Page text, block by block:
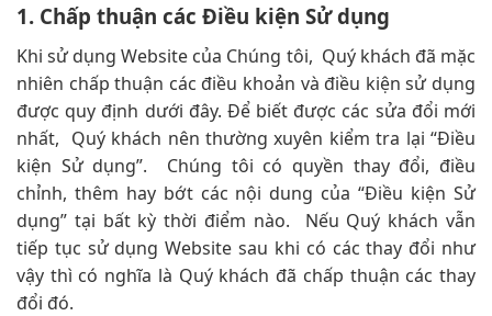
1. Chấp thuận các Điều kiện Sử dụng
Khi sử dụng Website của Chúng tôi, Quý khách đã mặc
nhiên chấp thuận các điều khoản và điều kiện sử dụng
được quy định dưới đây. Để biết được các sửa đổi mới
nhất, Quý khách nên thường xuyên kiểm tra lại “Điều
kiện Sử dụng”. Chúng tôi có quyền thay đổi, điều
chỉnh, thêm hay bớt các nội dung của “Điều kiện Sử
dụng” tại bất kỳ thời điểm nào. Nếu Quý khách vẫn
tiếp tục sử dụng Website sau khi có các thay đổi như
vậy thì có nghĩa là Quý khách đã chấp thuận các thay
đổi đó.